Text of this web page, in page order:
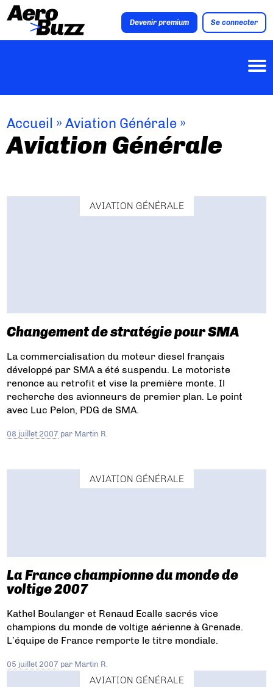
Devenir premium Se connecter
Accueil »Aviation Générale »
Aviation Générale
AVIATION GÉNÉRALE
Changement de stratégie pour SMA
La commercialisation du moteur diesel français
développé par SMA a été suspendu. Le motoriste
renonce au retrofit et vise la première monte. Il
recherche des avionneurs de premier plan. Le point
avec Luc Pelon, PDG de SMA.
08 juillet 2007 par Martin R.
AVIATION GÉNÉRALE
La France championne du monde de
voltige 2007
Kathel Boulanger et Renaud Ecalle sacrés vice
champions du monde de voltige aérienne à Grenade.
L’équipe de France remporte le titre mondiale.
05 juillet 2007 par Martin R.
AVIATION GÉNÉRALE